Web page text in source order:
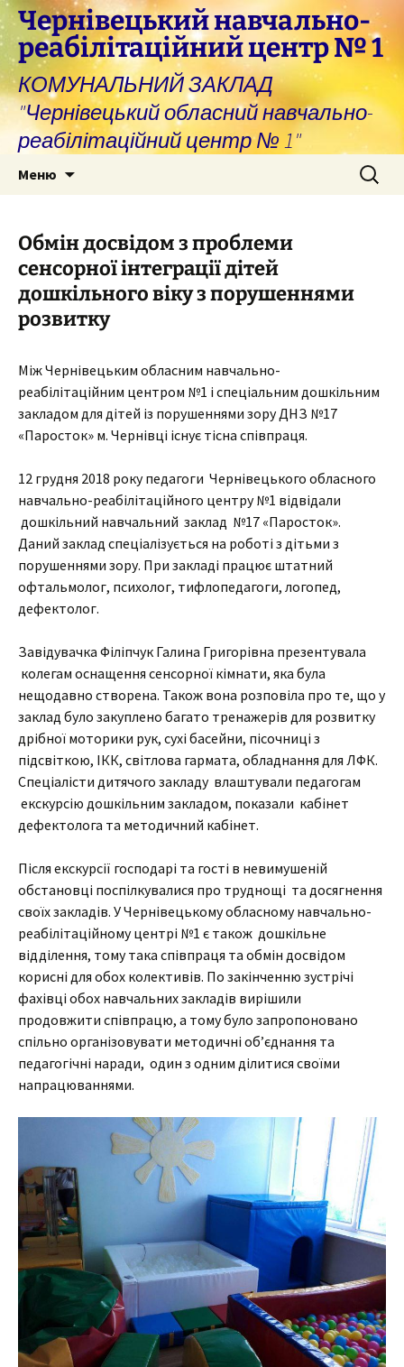
Перейти
до
вмісту
Чернівецький навчально-
реабілітаційний центр № 1
КОМУНАЛЬНИЙ ЗАКЛАД
"Чернівецький обласний навчально-
реабілітаційний центр № 1"
Меню Пошук:
Обмін досвідом з проблеми
сенсорної інтеграції дітей
дошкільного віку з порушеннями
розвитку
Між Чернівецьким обласним навчально-
реабілітаційним центром №1 і спеціальним дошкільним
закладом для дітей із порушеннями зору ДНЗ №17
«Паросток» м. Чернівці існує тісна співпраця.
12 грудня 2018 року педагоги Чернівецького обласного
навчально-реабілітаційного центру №1 відвідали
дошкільний навчальний заклад №17 «Паросток».
Даний заклад спеціалізується на роботі з дітьми з
порушеннями зору. При закладі працює штатний
офтальмолог, психолог, тифлопедагоги, логопед,
дефектолог.
Завідувачка Філіпчук Галина Григорівна презентувала
колегам оснащення сенсорної кімнати, яка була
нещодавно створена. Також вона розповіла про те, що у
заклад було закуплено багато тренажерів для розвитку
дрібної моторики рук, сухі басейни, пісочниці з
підсвіткою, ІКК, світлова гармата, обладнання для ЛФК.
Спеціалісти дитячого закладу влаштували педагогам
екскурсію дошкільним закладом, показали кабінет
дефектолога та методичний кабінет.
Після екскурсії господарі та гості в невимушеній
обстановці поспілкувалися про труднощі та досягнення
своїх закладів. У Чернівецькому обласному навчально-
реабілітаційному центрі №1 є також дошкільне
відділення, тому така співпраця та обмін досвідом
корисні для обох колективів. По закінченню зустрічі
фахівці обох навчальних закладів вирішили
продовжити співпрацю, а тому було запропоновано
спільно організовувати методичні об’єднання та
педагогічні наради, один з одним ділитися своїми
напрацюваннями.